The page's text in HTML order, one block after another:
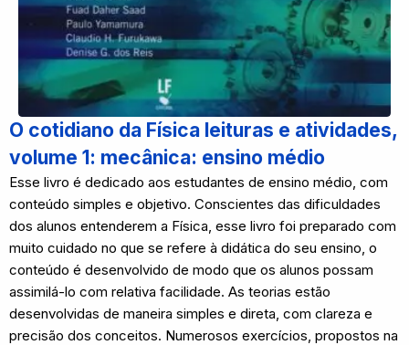
O cotidiano da Física leituras e atividades,
volume 1: mecânica: ensino médio
Esse livro é dedicado aos estudantes de ensino médio, com
conteúdo simples e objetivo. Conscientes das dificuldades
dos alunos entenderem a Física, esse livro foi preparado com
muito cuidado no que se refere à didática do seu ensino, o
conteúdo é desenvolvido de modo que os alunos possam
assimilá-lo com relativa facilidade. As teorias estão
desenvolvidas de maneira simples e direta, com clareza e
precisão dos conceitos. Numerosos exercícios, propostos na